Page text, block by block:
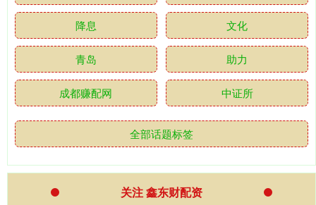
降息 文化
青岛 助力
成都赚配网 中证所
全部话题标签
关注 鑫东财配资